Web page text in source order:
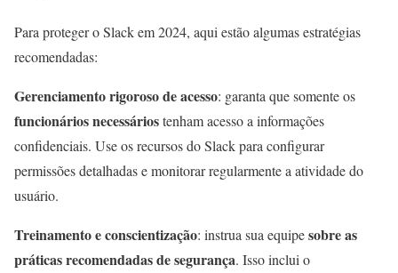
Para proteger o Slack em 2024, aqui estão algumas estratégias
recomendadas:
Gerenciamento rigoroso de acesso: garanta que somente os
funcionários necessáriostenham acesso a informações
confidenciais. Use os recursos do Slack para configurar
permissões detalhadas e monitorar regularmente a atividade do
usuário.
Treinamento e conscientização: instrua sua equipesobre as
práticas recomendadas de segurança. Isso inclui o